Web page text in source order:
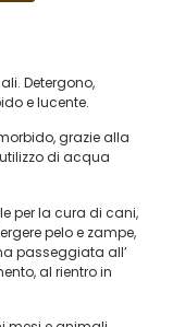
Detergono,
e lucente.
grazie alla
di acqua
per la cura di cani,
pelo e zampe,
passeggiata all’
al rientro in